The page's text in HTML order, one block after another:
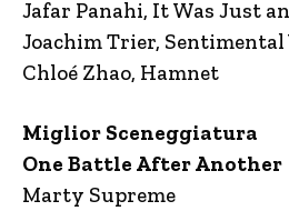
Jafar Panahi, It Was Just
Joachim Trier, Sentimental
Chloé Zhao, Hamnet
Miglior Sceneggiatura
One Battle After Another
Marty Supreme